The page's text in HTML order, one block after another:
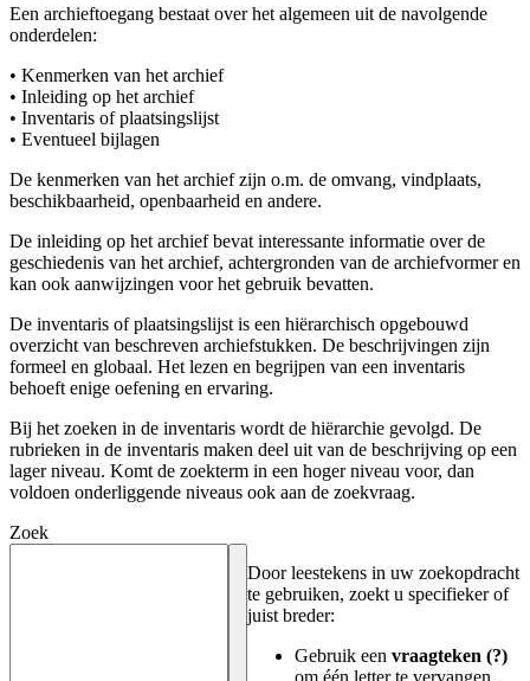
Een archieftoegang bestaat over het algemeen uit de navolgende
onderdelen:
• Kenmerken van het archief
• Inleiding op het archief
• Inventaris of plaatsingslijst
• Eventueel bijlagen
De kenmerken van het archief zijn o.m. de omvang, vindplaats,
beschikbaarheid, openbaarheid en andere.
De inleiding op het archief bevat interessante informatie over de
geschiedenis van het archief, achtergronden van de archiefvormer en
kan ook aanwijzingen voor het gebruik bevatten.
De inventaris of plaatsingslijst is een hiërarchisch opgebouwd
overzicht van beschreven archiefstukken. De beschrijvingen zijn
formeel en globaal. Het lezen en begrijpen van een inventaris
behoeft enige oefening en ervaring.
Bij het zoeken in de inventaris wordt de hiërarchie gevolgd. De
rubrieken in de inventaris maken deel uit van de beschrijving op een
lager niveau. Komt de zoekterm in een hoger niveau voor, dan
voldoen onderliggende niveaus ook aan de zoekvraag.
Zoek
Door leestekens in uw zoekopdracht
te gebruiken, zoekt u specifieker of
juist breder:
Gebruik een vraagteken (?)